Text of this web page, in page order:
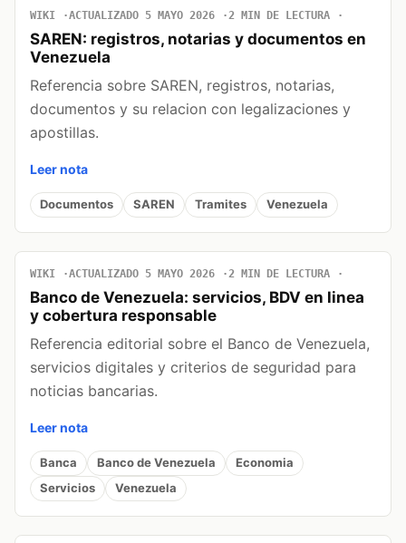
WIKI ACTUALIZADO 5 MAYO 2026 2 MIN DE LECTURA
SAREN: registros, notarias y documentos en
Venezuela
Referencia sobre SAREN, registros, notarias,
documentos y su relacion con legalizaciones y
apostillas.
Leer nota
Documentos SAREN Tramites Venezuela
WIKI ACTUALIZADO 5 MAYO 2026 2 MIN DE LECTURA
Banco de Venezuela: servicios, BDV en linea
y cobertura responsable
Referencia editorial sobre el Banco de Venezuela,
servicios digitales y criterios de seguridad para
noticias bancarias.
Leer nota
Banca Banco de Venezuela
Economia
Servicios
Venezuela